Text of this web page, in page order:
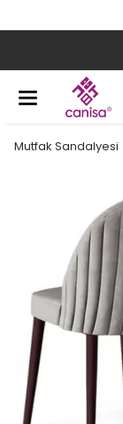
Mutfak Sandalyesi